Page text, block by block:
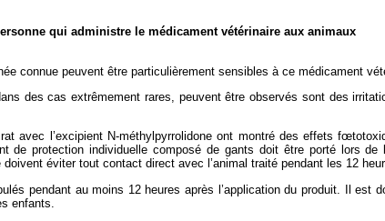
qui administre le médicament vétérinaire aux animaux
connue peuvent être particulièrement sensibles à ce médicament
des cas extrêmement rares, peuvent être observés sont des
avec l’excipient N-méthylpyrrolidone ont montré des effets
de protection individuelle composé de gants doit être porté lors
éviter tout contact direct avec l’animal traité pendant les 12
pendant au moins 12 heures après l’application du produit. Il
enfants.